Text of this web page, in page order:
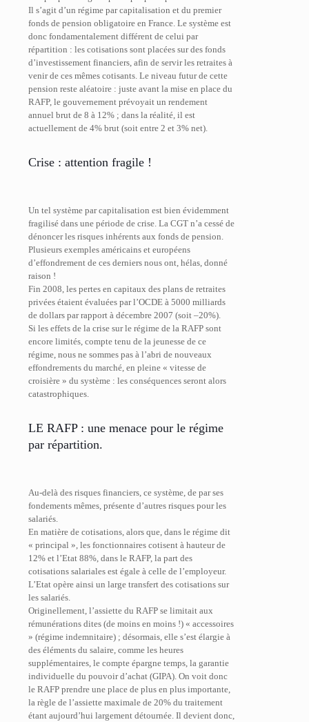
Il s’agit d’un régime par capitalisation et du premier
fonds de pension obligatoire en France. Le système est
donc fondamentalement différent de celui par
répartition : les cotisations sont placées sur des fonds
d’investissement financiers, afin de servir les retraites à
venir de ces mêmes cotisants. Le niveau futur de cette
pension reste aléatoire : juste avant la mise en place du
RAFP, le gouvernement prévoyait un rendement
annuel brut de 8 à 12% ; dans la réalité, il est
actuellement de 4% brut (soit entre 2 et 3% net).
Crise : attention fragile !
Un tel système par capitalisation est bien évidemment
fragilisé dans une période de crise. La CGT n’a cessé de
dénoncer les risques inhérents aux fonds de pension.
Plusieurs exemples américains et européens
d’effondrement de ces derniers nous ont, hélas, donné
raison !
Fin 2008, les pertes en capitaux des plans de retraites
privées étaient évaluées par l’OCDE à 5000 milliards
de dollars par rapport à décembre 2007 (soit –20%).
Si les effets de la crise sur le régime de la RAFP sont
encore limités, compte tenu de la jeunesse de ce
régime, nous ne sommes pas à l’abri de nouveaux
effondrements du marché, en pleine « vitesse de
croisière » du système : les conséquences seront alors
catastrophiques.
LE RAFP : une menace pour le régime
par répartition.
Au-delà des risques financiers, ce système, de par ses
fondements mêmes, présente d’autres risques pour les
salariés.
En matière de cotisations, alors que, dans le régime dit
« principal », les fonctionnaires cotisent à hauteur de
12% et l’Etat 88%, dans le RAFP, la part des
cotisations salariales est égale à celle de l’employeur.
L’Etat opère ainsi un large transfert des cotisations sur
les salariés.
Originellement, l’assiette du RAFP se limitait aux
rémunérations dites (de moins en moins !) « accessoires
» (régime indemnitaire) ; désormais, elle s’est élargie à
des éléments du salaire, comme les heures
supplémentaires, le compte épargne temps, la garantie
individuelle du pouvoir d’achat (GIPA). On voit donc
le RAFP prendre une place de plus en plus importante,
la règle de l’assiette maximale de 20% du traitement
étant aujourd’hui largement détournée. Il devient donc,